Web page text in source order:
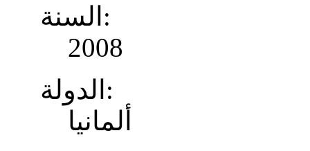
السنة:
2008
الدولة:
ألمانيا